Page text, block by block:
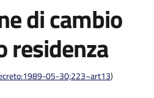
di cambio
residenza
05-30;223~art13)